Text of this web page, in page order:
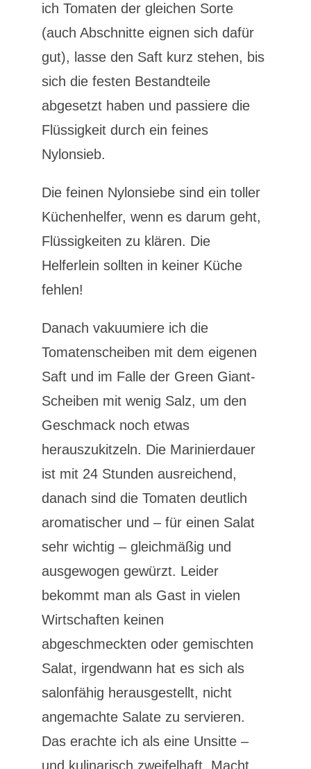
ich Tomaten der gleichen Sorte
(auch Abschnitte eignen sich dafür
gut), lasse den Saft kurz stehen, bis
sich die festen Bestandteile
abgesetzt haben und passiere die
Flüssigkeit durch ein feines
Nylonsieb.
Die feinen Nylonsiebe sind ein toller
Küchenhelfer, wenn es darum geht,
Flüssigkeiten zu klären. Die
Helferlein sollten in keiner Küche
fehlen!
Danach vakuumiere ich die
Tomatenscheiben mit dem eigenen
Saft und im Falle der Green Giant-
Scheiben mit wenig Salz, um den
Geschmack noch etwas
herauszukitzeln. Die Marinierdauer
ist mit 24 Stunden ausreichend,
danach sind die Tomaten deutlich
aromatischer und – für einen Salat
sehr wichtig – gleichmäßig und
ausgewogen gewürzt. Leider
bekommt man als Gast in vielen
Wirtschaften keinen
abgeschmeckten oder gemischten
Salat, irgendwann hat es sich als
salonfähig herausgestellt, nicht
angemachte Salate zu servieren.
Das erachte ich als eine Unsitte –
und kulinarisch zweifelhaft. Macht